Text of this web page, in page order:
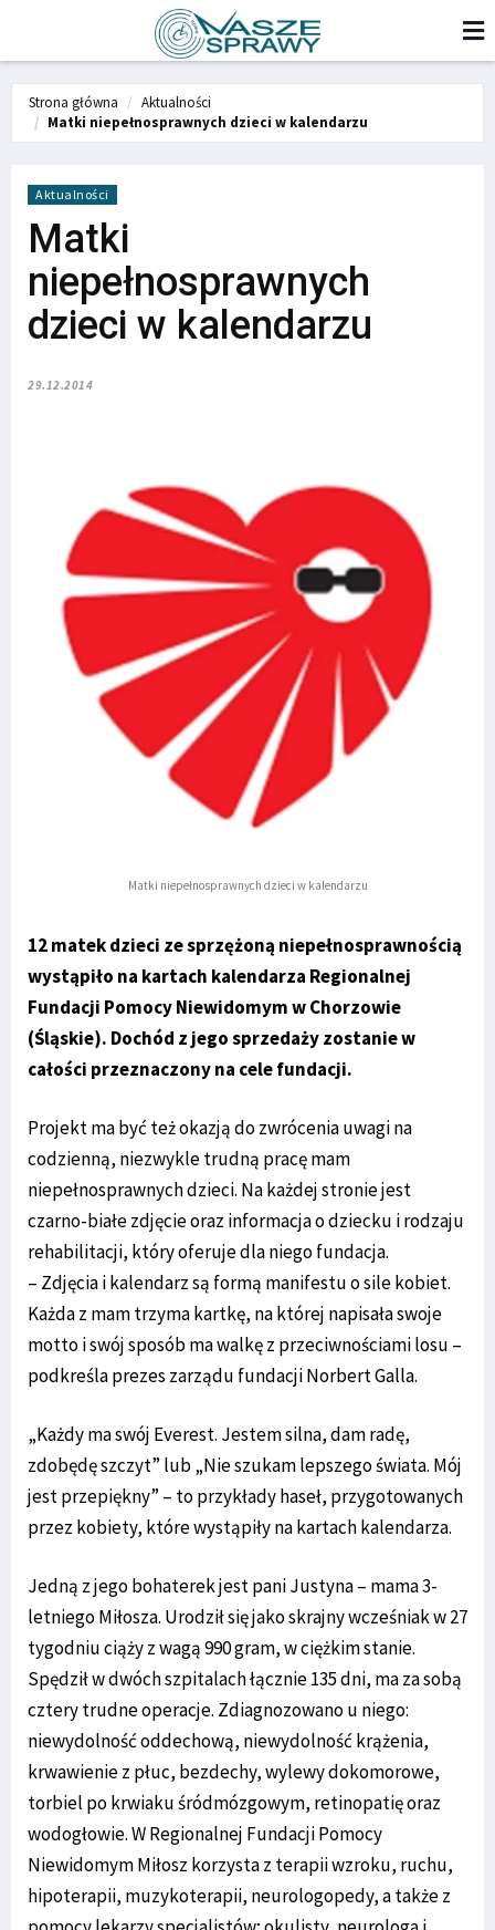
Strona główna
Aktualności
Matki niepełnosprawnych dzieci w kalendarzu
Aktualności
Matki
niepełnosprawnych
dzieci w kalendarzu
29.12.2014
Matki niepełnosprawnych dzieci w kalendarzu
12 matek dzieci ze sprzężoną niepełnosprawnością
wystąpiło na kartach kalendarza Regionalnej
Fundacji Pomocy Niewidomym w Chorzowie
(Śląskie). Dochód z jego sprzedaży zostanie w
całości przeznaczony na cele fundacji.
Projekt ma być też okazją do zwrócenia uwagi na
codzienną, niezwykle trudną pracę mam
niepełnosprawnych dzieci. Na każdej stronie jest
czarno-białe zdjęcie oraz informacja o dziecku i rodzaju
rehabilitacji, który oferuje dla niego fundacja.
– Zdjęcia i kalendarz są formą manifestu o sile kobiet.
Każda z mam trzyma kartkę, na której napisała swoje
motto i swój sposób ma walkę z przeciwnościami losu –
podkreśla prezes zarządu fundacji Norbert Galla.
„Każdy ma swój Everest. Jestem silna, dam radę,
zdobędę szczyt” lub „Nie szukam lepszego świata. Mój
jest przepiękny” – to przykłady haseł, przygotowanych
przez kobiety, które wystąpiły na kartach kalendarza.
Jedną z jego bohaterek jest pani Justyna – mama 3-
letniego Miłosza. Urodził się jako skrajny wcześniak w 27
tygodniu ciąży z wagą 990 gram, w ciężkim stanie.
Spędził w dwóch szpitalach łącznie 135 dni, ma za sobą
cztery trudne operacje. Zdiagnozowano u niego:
niewydolność oddechową, niewydolność krążenia,
krwawienie z płuc, bezdechy, wylewy dokomorowe,
torbiel po krwiaku śródmózgowym, retinopatię oraz
wodogłowie. W Regionalnej Fundacji Pomocy
Niewidomym Miłosz korzysta z terapii wzroku, ruchu,
hipoterapii, muzykoterapii, neurologopedy, a także z